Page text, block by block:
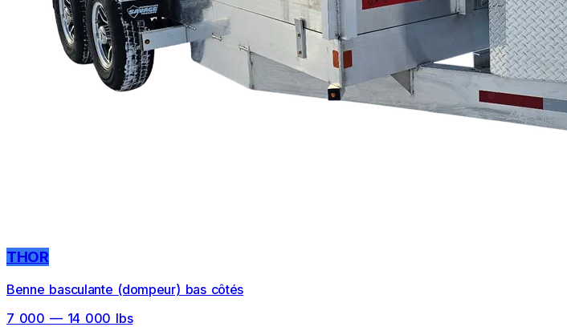
THOR
Benne basculante (dompeur) bas côtés
7 000 — 14 000 lbs